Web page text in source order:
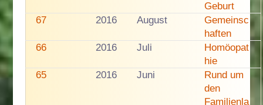
Geburt
67
2016 August
Gemeinsc
haften
66
2016 Juli
Homöopat
hie
65
2016 Juni
Rund um
den
Familienla